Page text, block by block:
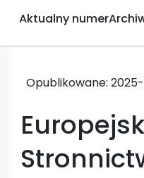
Aktualny numer
Opublikowane: 2025-